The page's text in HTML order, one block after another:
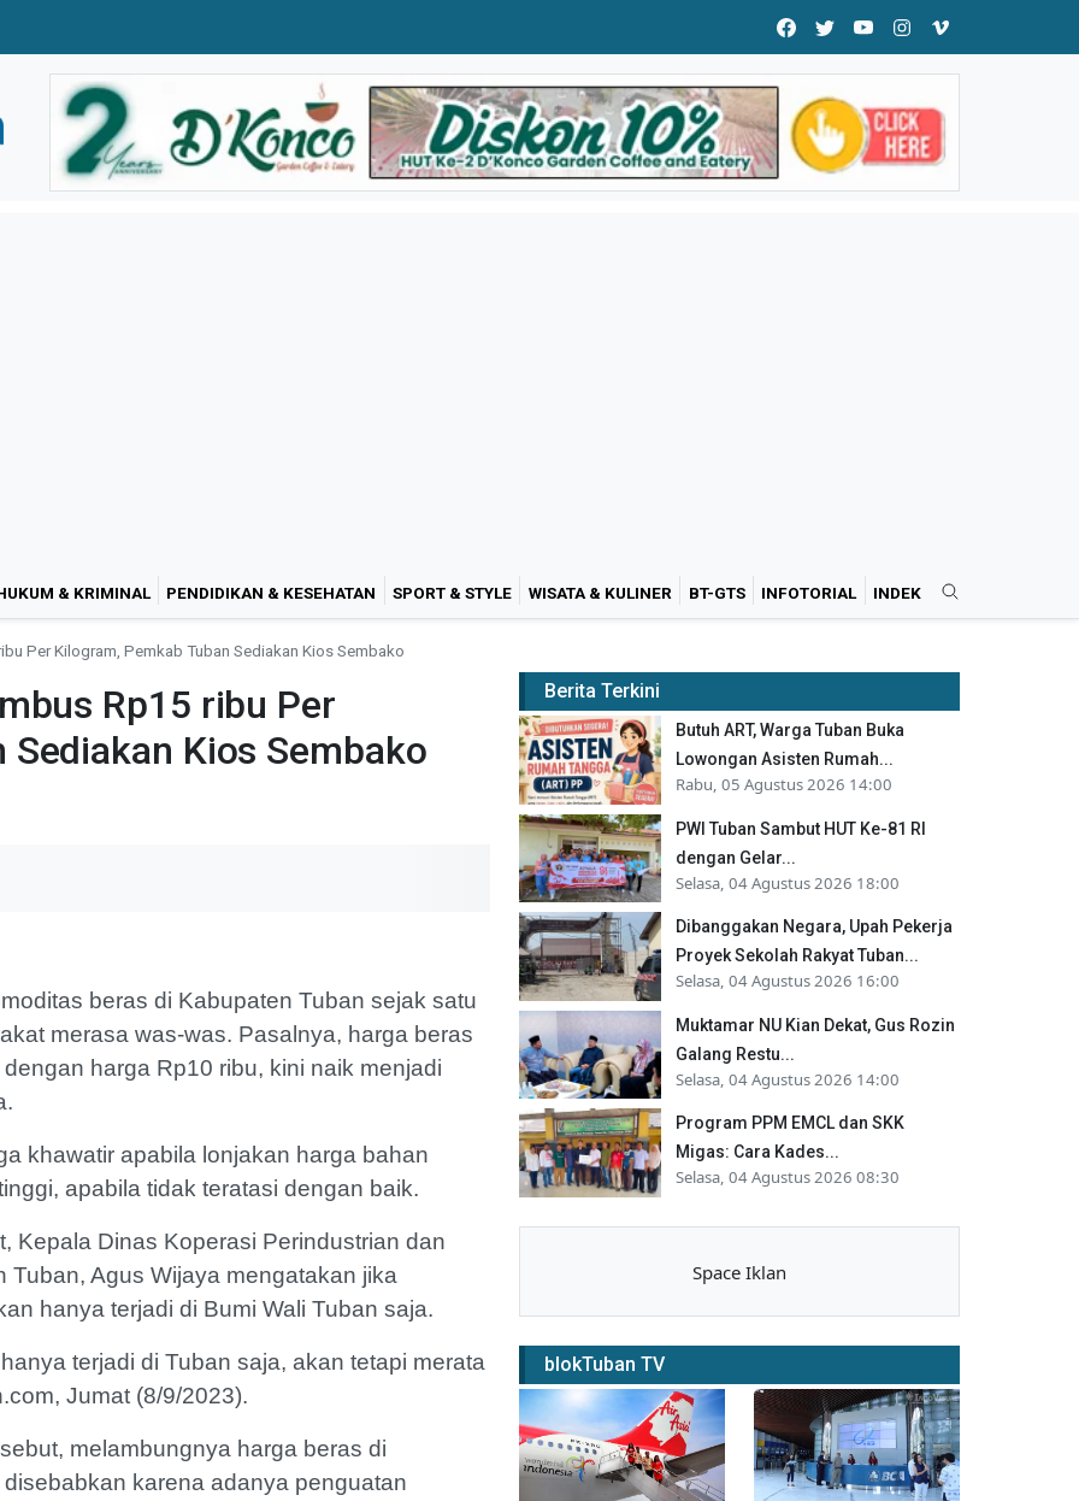
& KRIMINAL PENDIDIKAN & KESEHATAN SPORT & STYLE WISATA & KULINER BT-GTS INFOTORIAL INDEK
Per Kilogram, Pemkab Tuban Sediakan Kios Sembako
Rp15 ribu Per
Kios Sembako
beras di Kabupaten Tuban sejak satu
merasa was-was. Pasalnya, harga beras
harga Rp10 ribu, kini naik menjadi
khawatir apabila lonjakan harga bahan
apabila tidak teratasi dengan baik.
Kepala Dinas Koperasi Perindustrian dan
Agus Wijaya mengatakan jika
hanya terjadi di Bumi Wali Tuban saja.
terjadi di Tuban saja, akan tetapi merata
Jumat (8/9/2023).
melambungnya harga beras di
karena adanya penguatan
Berita Terkini
Butuh ART, Warga Tuban Buka
Lowongan Asisten Rumah...
Rabu, 05 Agustus 2026 14:00
PWI Tuban Sambut HUT Ke-81 RI
dengan Gelar...
Selasa, 04 Agustus 2026 18:00
Dibanggakan Negara, Upah Pekerja
Proyek Sekolah Rakyat Tuban...
Selasa, 04 Agustus 2026 16:00
Muktamar NU Kian Dekat, Gus Rozin
Galang Restu...
Selasa, 04 Agustus 2026 14:00
Program PPM EMCL dan SKK
Migas: Cara Kades...
Selasa, 04 Agustus 2026 08:30
Space Iklan
blokTuban TV